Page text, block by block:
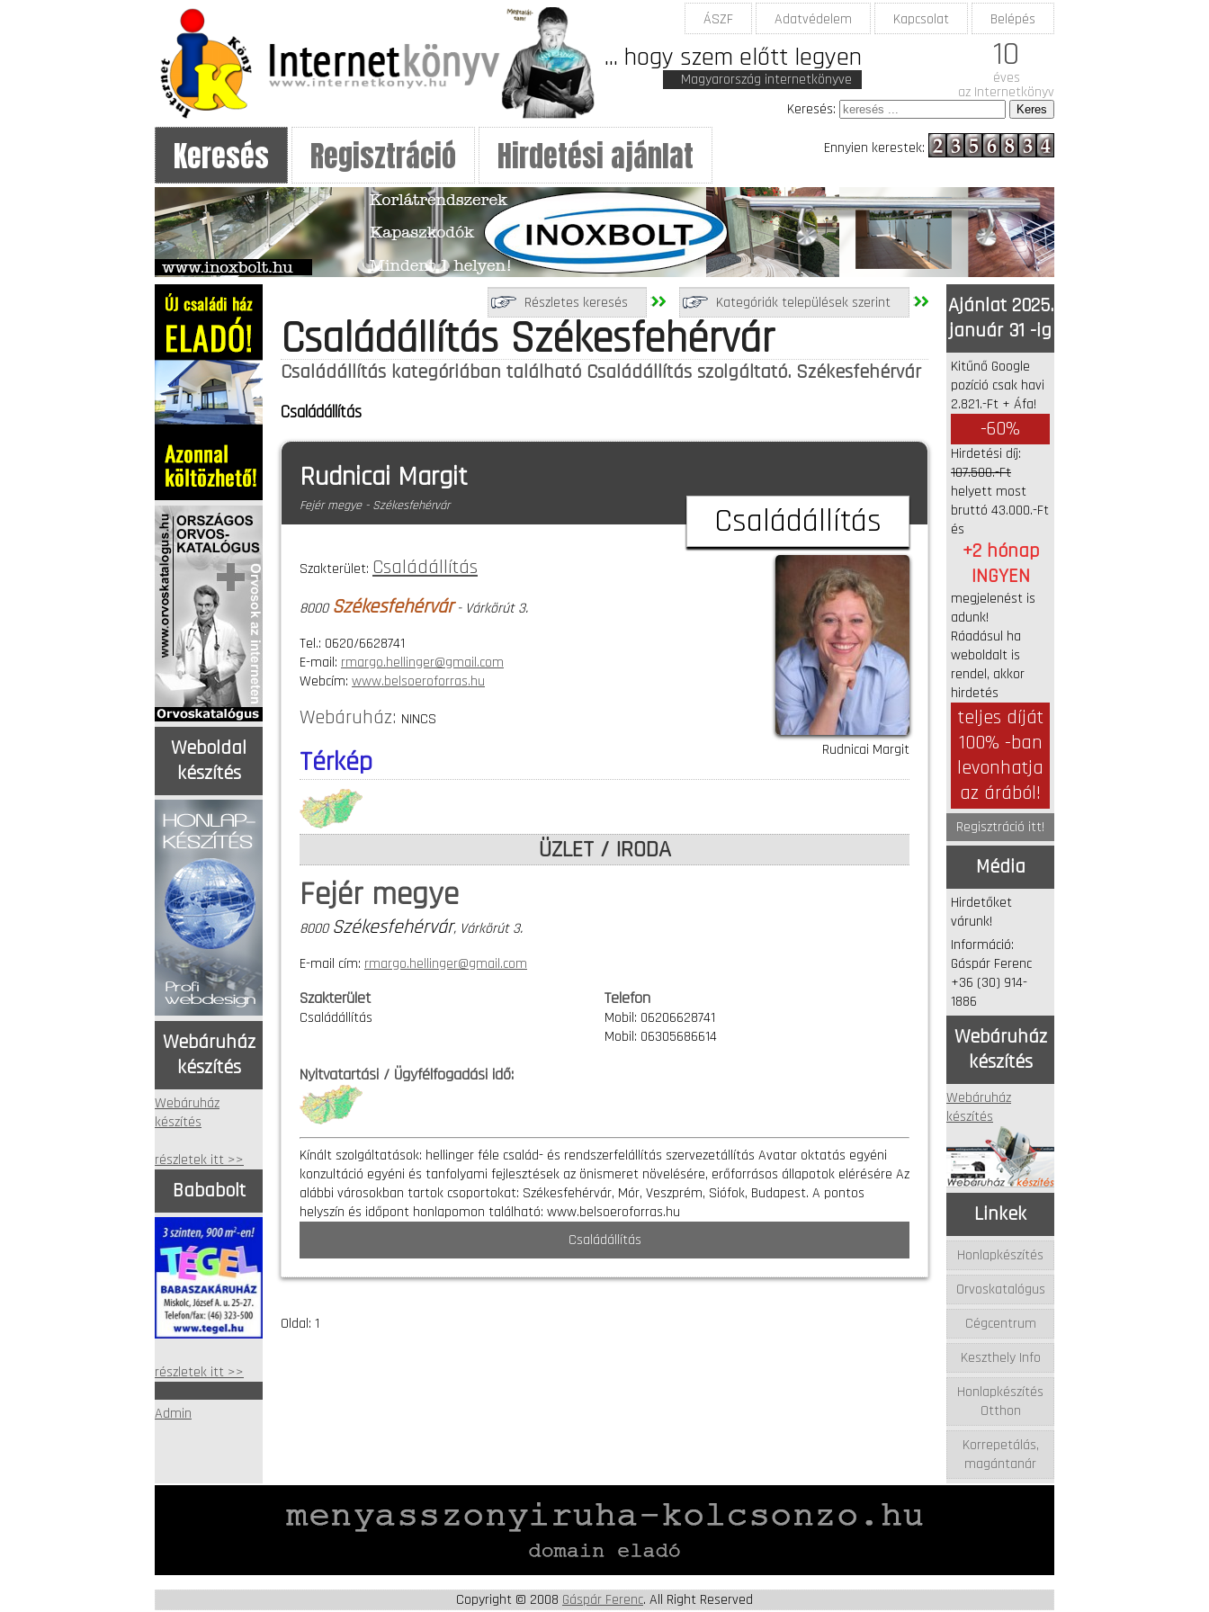
Keresés:
ÁSZF Adatvédelem Kapcsolat Belépés
... hogy szem előtt legyen
Magyarország internetkönyve
10
éves
az Internetkönyv
Ennyien kerestek:
Keresés Regisztráció Hirdetési ajánlat
Weboldal
készítés
Webáruház
készítés
Webáruház
készítés
részletek itt >>
Bababolt
részletek itt >>
Admin
Családállítás Székesfehérvár
Családállítás kategóriában található Családállítás szolgáltató. Székesfehérvár
Családállítás
Részletes keresés Kategóriák települések szerint
Rudnicai Margit
Családállítás
Fejér megye - Székesfehérvár
Rudnicai Margit
Szakterület: Családállítás
8000Székesfehérvár- Várkörút 3.
Tel.: 0620/6628741
E-mail: rmargo.hellinger@gmail.com
Webcím: www.belsoeroforras.hu
Webáruház: NINCS
Térkép
ÜZLET / IRODA
Fejér megye
8000Székesfehérvár, Várkörút 3.
E-mail cím: rmargo.hellinger@gmail.com
Szakterület
Családállítás
Telefon
Mobil: 06206628741
Mobil: 06305686614
Nyitvatartási / Ügyfélfogadási idő:
Kínált szolgáltatások: hellinger féle család- és rendszerfelállítás szervezetállítás Avatar oktatás egyéni
konzultáció egyéni és tanfolyami fejlesztések az önismeret növelésére, erőforrásos állapotok elérésére Az
alábbi városokban tartok csoportokat: Székesfehérvár, Mór, Veszprém, Siófok, Budapest. A pontos
helyszín és időpont honlapomon található: www.belsoeroforras.hu
Családállítás
Oldal: 1
Ajánlat 2025.
január 31 -ig
Kitűnő Google
pozíció csak havi
2.821.-Ft + Áfa!
-60%
Hirdetési díj:
107.500.-Ft
helyett most
bruttó 43.000.-Ft
és
+2 hónap
INGYEN
megjelenést is
adunk!
Ráadásul ha
weboldalt is
rendel, akkor
hirdetés
teljes díját
100% -ban
levonhatja
az árából!
Regisztráció itt!
Média
Hirdetőket
várunk!
Információ:
Gáspár Ferenc
+36 (30) 914-
1886
Webáruház
készítés
Webáruház
készítés
Linkek
Honlapkészítés
Orvoskatalógus
Cégcentrum
Keszthely Info
Honlapkészítés
Otthon
Korrepetálás,
magántanár
Copyright © 2008 Gáspár Ferenc. All Right Reserved